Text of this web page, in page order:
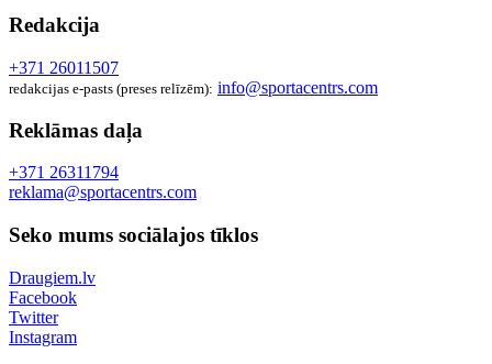
Redakcija
+371 26011507
redakcijas e-pasts (preses relīzēm): info@sportacentrs.com
Reklāmas daļa
+371 26311794
reklama@sportacentrs.com
Seko mums sociālajos tīklos
Draugiem.lv
Facebook
Twitter
Instagram